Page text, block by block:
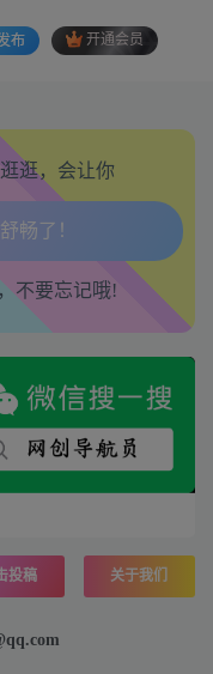
布 开通会员
逛，会让你
好了！
畅了！
痛了！
酸了！
不要忘记哦!
投稿 关于我们